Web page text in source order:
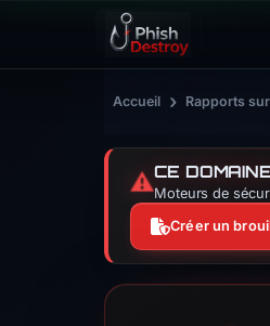
Accueil › Rapports
⚠️CE
Moteurs de
Créer un